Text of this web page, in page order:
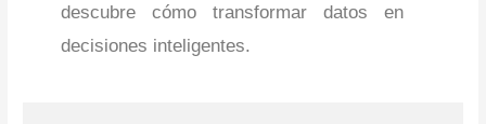
descubre cómo transformar datos en
decisiones inteligentes.